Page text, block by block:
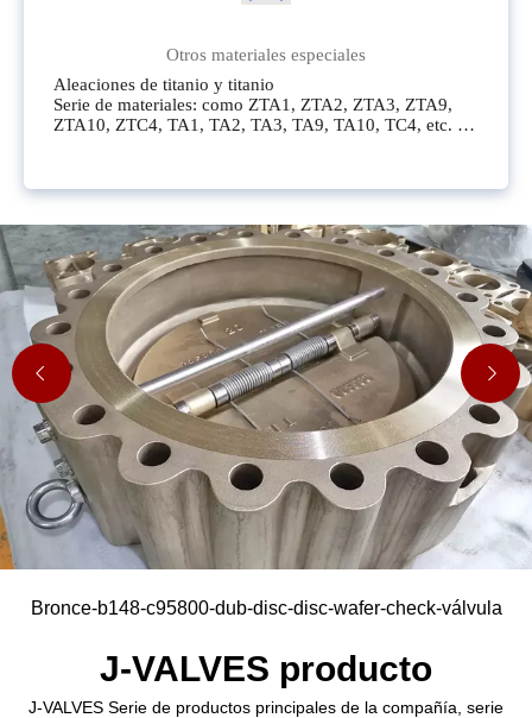
Otros materiales especiales
Aleaciones de titanio y titanio
Serie de materiales: como ZTA1, ZTA2, ZTA3, ZTA9,
ZTA10, ZTC4, TA1, TA2, TA3, TA9, TA10, TC4, etc.
Nickel200, Nickel201, N02200, N02201, etc.
Serie de materiales: como Monel400, Monelk500, M35-
1, M35-2, M35C, M30H, N04400, N05500, etc.
Aleación de hastelloy
Serie de materiales: las comunes incluyen Hastelloy
C276, Hastelloy B, Hastelloy B-2, Hastelloy C-22,
Hastelloy C-4, Hastelloy G, Hastelloy G30, etc.
Aleación de níquel incao
Serie de materiales: como Inconel600, IncOnel625,
Incoloy800, Incoloy800H, Incoloy825, etc.
circonio
Serie de materiales: ZR702, ZR705, Zirconio702,
Zirconio705, 702C, 705C, R60702, R60705, etc.
Bronce-b148-c95800-dub-disc-disc-wafer-check-válvula
J-VALVES producto
J-VALVES Serie de productos principales de la compañía, serie